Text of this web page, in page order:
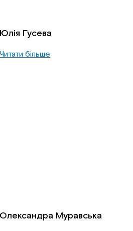
Юлія Гусева
Читати більше
Олександра Муравська